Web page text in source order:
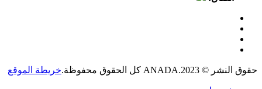
حقوق النشر © 2023.ANADA كل الحقوق محفوظة. خريطة الموقع